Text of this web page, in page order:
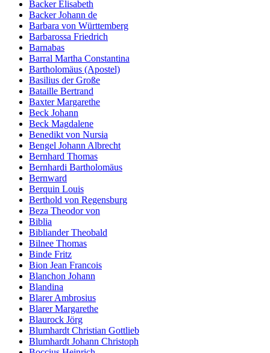
Backer Elisabeth
Backer Johann de
Barbara von Württemberg
Barbarossa Friedrich
Barnabas
Barral Martha Constantina
Bartholomäus (Apostel)
Basilius der Große
Bataille Bertrand
Baxter Margarethe
Beck Johann
Beck Magdalene
Benedikt von Nursia
Bengel Johann Albrecht
Bernhard Thomas
Bernhardi Bartholomäus
Bernward
Berquin Louis
Berthold von Regensburg
Beza Theodor von
Biblia
Bibliander Theobald
Bilnee Thomas
Binde Fritz
Bion Jean Francois
Blanchon Johann
Blandina
Blarer Ambrosius
Blarer Margarethe
Blaurock Jörg
Blumhardt Christian Gottlieb
Blumhardt Johann Christoph